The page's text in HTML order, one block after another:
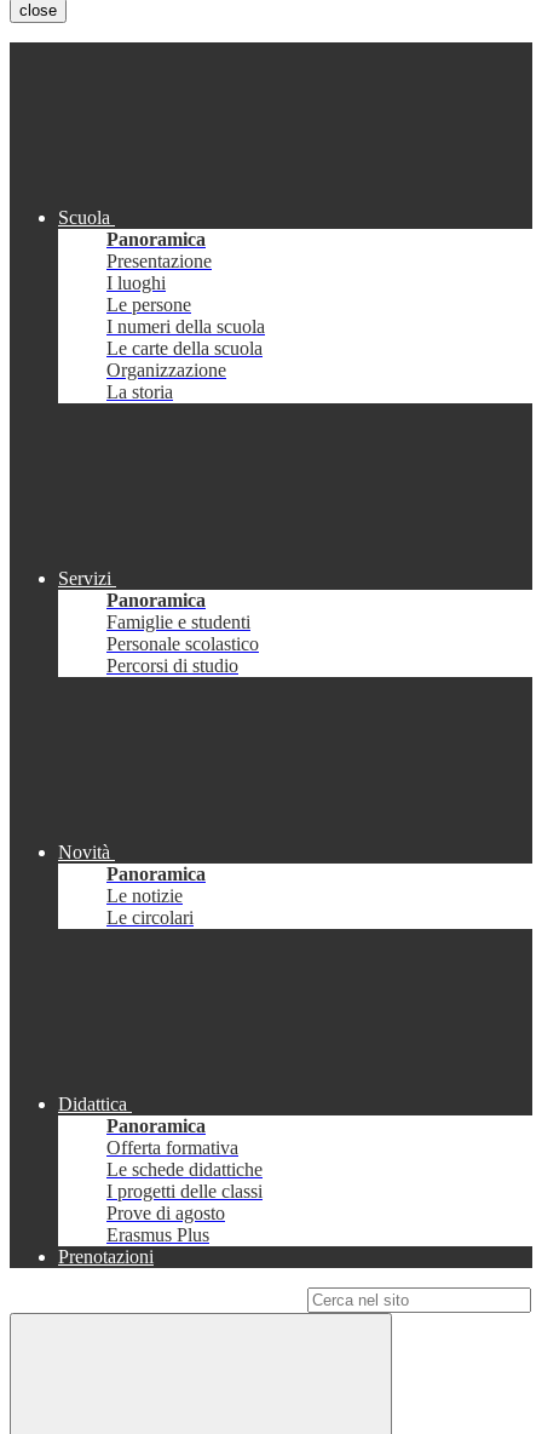
close
Scuola
Panoramica
Presentazione
I luoghi
Le persone
I numeri della scuola
Le carte della scuola
Organizzazione
La storia
Servizi
Panoramica
Famiglie e studenti
Personale scolastico
Percorsi di studio
Novità
Panoramica
Le notizie
Le circolari
Didattica
Panoramica
Offerta formativa
Le schede didattiche
I progetti delle classi
Prove di agosto
Erasmus Plus
Prenotazioni